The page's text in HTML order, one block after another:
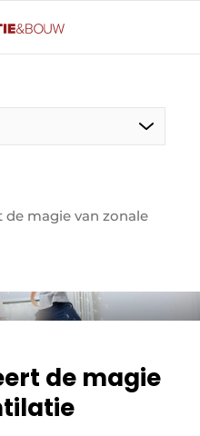
voor de aanmelding
de magie van zonale
de magie